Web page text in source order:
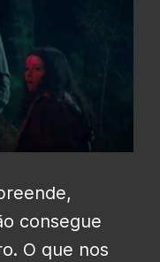
consegue
O que nos